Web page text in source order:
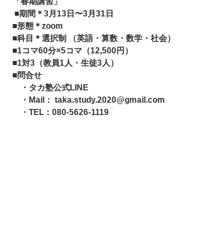
■期間＊3月13日〜3月31日
■形態＊zoom
■科目＊選択制 （英語・算数・数学・社会）
■1コマ60分×5コマ（12,500円）
■1対3（教員1人・生徒3人）
■問合せ
・タカ塾公式LINE
・Mail： taka.study.2020@gmail.com
・TEL：080-5626-1119